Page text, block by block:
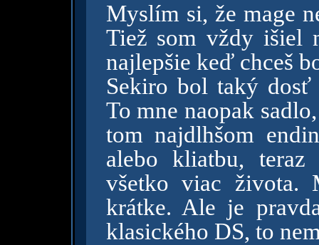
Myslím si, že mage
Tiež som vždy išiel
najlepšie keď chceš
Sekiro bol taký
To mne naopak
tom najdlhšom
alebo kliatbu,
všetko viac života.
krátke. Ale je
klasického DS, to